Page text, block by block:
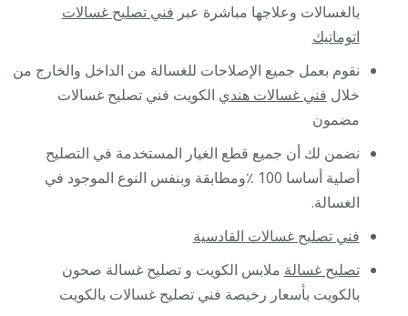
بالغسالات وعلاجها مباشرة عبر فني تصليح غسالات
اتوماتيك
نقوم بعمل جميع الإصلاحات للغسالة من الداخل والخارج من
خلال فني غسالات هندي الكويت فني تصليح غسالات
مضمون
نضمن لك أن جميع قطع الغيار المستخدمة في التصليح
أصلية أساسا 100 ٪ومطابقة وبنفس النوع الموجود في
الغسالة.
فني تصليح غسالات القادسية
تصليح غسالة ملابس الكويت و تصليح غسالة صحون
بالكويت بأسعار رخيصة فني تصليح غسالات بالكويت